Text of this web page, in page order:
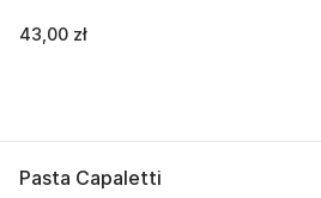
43,00 zł
Pasta Capaletti